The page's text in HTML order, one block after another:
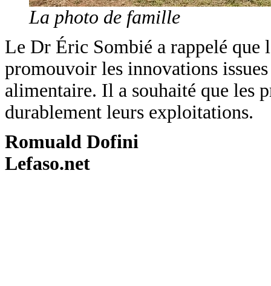
La photo de famille
Le Dr Éric Sombié a rappelé que
promouvoir les innovations
alimentaire. Il a souhaité que les
durablement leurs exploitations.
Romuald Dofini
Lefaso.net